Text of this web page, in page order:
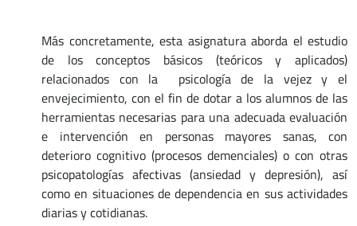
Más concretamente, esta asignatura aborda el estudio
de los conceptos básicos (teóricos y aplicados)
relacionados con la psicología de la vejez y el
envejecimiento, con el fin de dotar a los alumnos de las
herramientas necesarias para una adecuada evaluación
e intervención en personas mayores sanas, con
deterioro cognitivo (procesos demenciales) o con otras
psicopatologías afectivas (ansiedad y depresión), así
como en situaciones de dependencia en sus actividades
diarias y cotidianas.